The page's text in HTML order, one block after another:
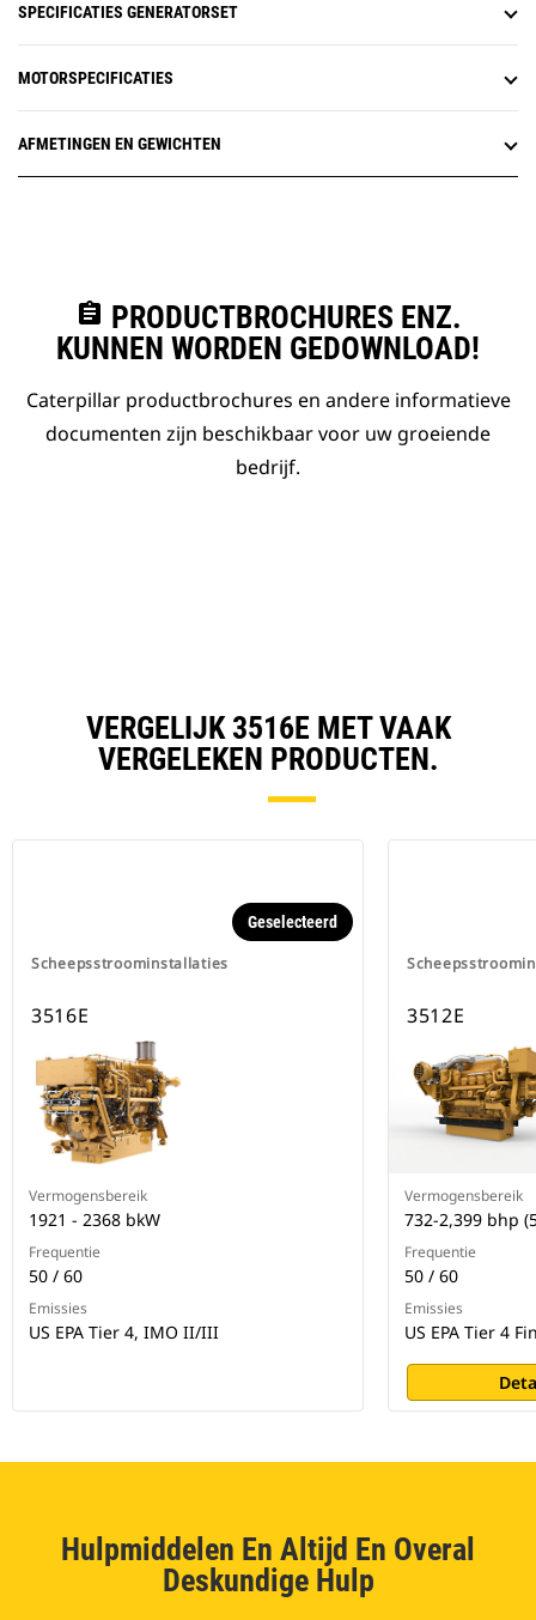
SPECIFICATIES GENERATORSET
MOTORSPECIFICATIES
AFMETINGEN EN GEWICHTEN
assignment PRODUCTBROCHURES ENZ.
KUNNEN WORDEN GEDOWNLOAD!
Caterpillar productbrochures en andere informatieve
documenten zijn beschikbaar voor uw groeiende
bedrijf.
VERGELIJK 3516E MET VAAK
VERGELEKEN PRODUCTEN.
Scheepsstroominstallaties
Geselecteerd
3516E
Vermogensbereik
1921 - 2368 bkW
Frequentie
50 / 60
Emissies
US EPA Tier 4, IMO II/III
3512E
Vermogensbereik
732-2,399 bhp
Frequentie
50 / 60
Emissies
US EPA Tier 4
Hulpmiddelen En Altijd En Overal
Deskundige Hulp